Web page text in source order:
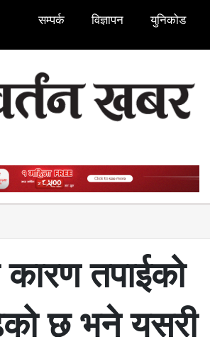
सम्पर्क विज्ञापन युनिकोड
तपाईको
छ भने यसरी